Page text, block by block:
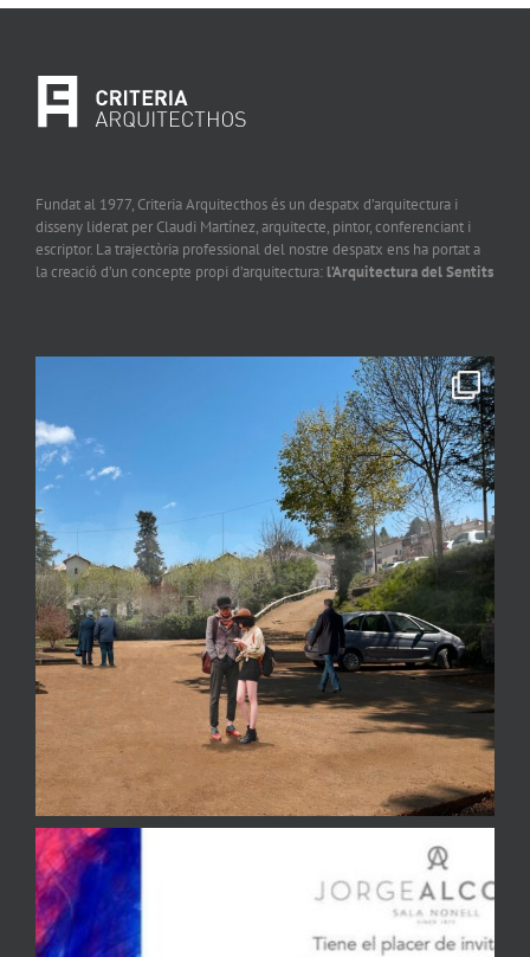
Fundat al 1977, Criteria Arquitecthos és un despatx d’arquitectura i
disseny liderat per Claudi Martínez, arquitecte, pintor, conferenciant i
escriptor. La trajectòria professional del nostre despatx ens ha portat a
la creació d’un concepte propi d’arquitectura: l’Arquitectura del Sentits